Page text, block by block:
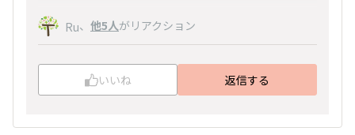
Ru、 他5人がリアクション
いいね 返信する